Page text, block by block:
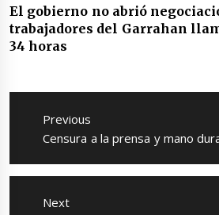
El gobierno no abrió
trabajadores del Garrahan
34 horas
Navegación
entradas
Previous
Previous
Censura a la prensa y mano
Next